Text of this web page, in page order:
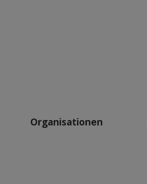
Organisationen